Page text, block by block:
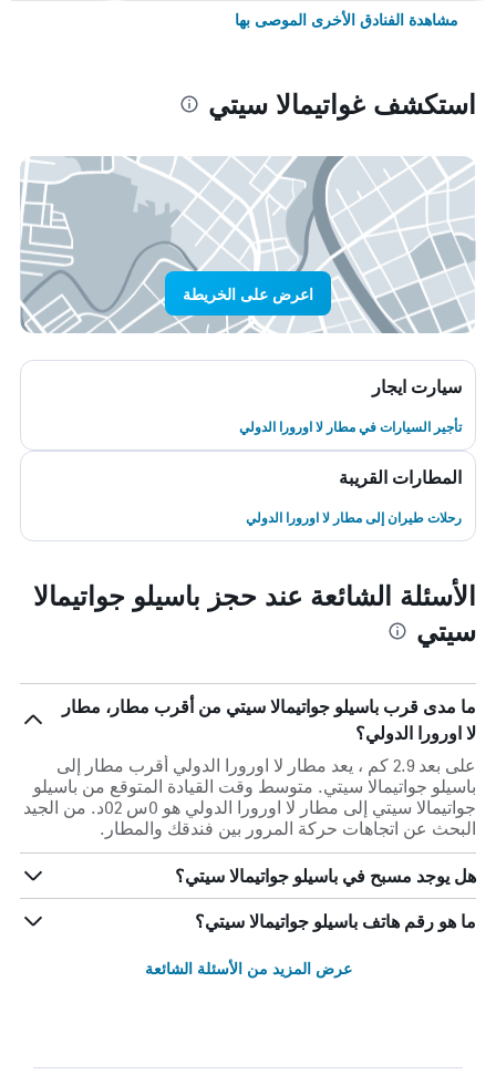
مشاهدة الفنادق الأخرى الموصى بها
استكشف غواتيمالا سيتي
اعرض على الخريطة
سيارت ايجار
تأجير السيارات في مطار لا اورورا الدولي
المطارات القريبة
رحلات طيران إلى مطار لا اورورا الدولي
الأسئلة الشائعة عند حجز باسيلو جواتيمالا
سيتي
ما مدى قرب باسيلو جواتيمالا سيتي من أقرب مطار، مطار
لا اورورا الدولي؟
على بعد 2.9 كم ، يعد مطار لا اورورا الدولي أقرب مطار إلى
باسيلو جواتيمالا سيتي. متوسط وقت القيادة المتوقع من باسيلو
جواتيمالا سيتي إلى مطار لا اورورا الدولي هو 0س 02د. من الجيد
البحث عن اتجاهات حركة المرور بين فندقك والمطار.
هل يوجد مسبح في باسيلو جواتيمالا سيتي؟
ما هو رقم هاتف باسيلو جواتيمالا سيتي؟
عرض المزيد من الأسئلة الشائعة